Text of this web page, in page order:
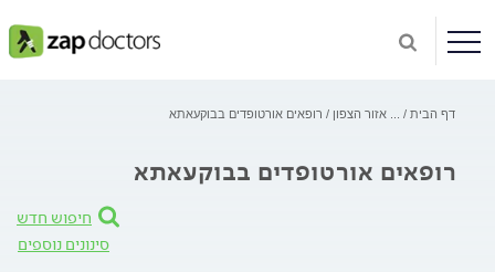
דף הבית אזור הצפון רופאים אורטופדים בבוקעאתא
רופאים אורטופדים בבוקעאתא
חיפוש חדש
סינונים נוספים